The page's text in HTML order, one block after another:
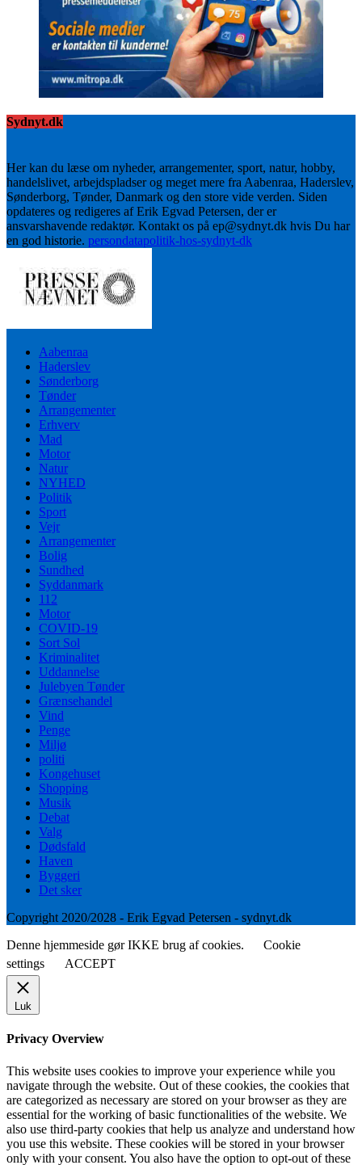
Sydnyt.dk
Her kan du læse om nyheder, arrangementer, sport, natur, hobby,
handelslivet, arbejdspladser og meget mere fra Aabenraa, Haderslev,
Sønderborg, Tønder, Danmark og den store vide verden. Siden
opdateres og redigeres af Erik Egvad Petersen, der er
ansvarshavende redaktør. Kontakt os på ep@sydnyt.dk hvis Du har
en god historie. persondatapolitik-hos-sydnyt-dk
Aabenraa
Haderslev
Sønderborg
Tønder
Arrangementer
Erhverv
Mad
Motor
Natur
NYHED
Politik
Sport
Vejr
Arrangementer
Bolig
Sundhed
Syddanmark
112
Motor
COVID-19
Sort Sol
Kriminalitet
Uddannelse
Julebyen Tønder
Grænsehandel
Vind
Penge
Miljø
politi
Kongehuset
Shopping
Musik
Debat
Valg
Dødsfald
Haven
Byggeri
Det sker
Copyright 2020/2028 - Erik Egvad Petersen - sydnyt.dk
Denne hjemmeside gør IKKE brug af cookies.
Cookie
settings
ACCEPT
Luk
Privacy Overview
This website uses cookies to improve your experience while you
navigate through the website. Out of these cookies, the cookies that
are categorized as necessary are stored on your browser as they are
essential for the working of basic functionalities of the website. We
also use third-party cookies that help us analyze and understand how
you use this website. These cookies will be stored in your browser
only with your consent. You also have the option to opt-out of these